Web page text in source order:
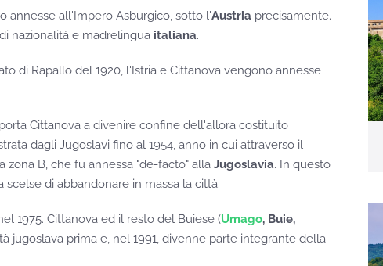
annesse all'Impero Asburgico, sotto l'Austria precisamente.
nazionalità e madrelingua italiana.
di Rapallo del 1920, l'Istria e Cittanova vengono annesse
Cittanova a divenire confine dell'allora costituito
dagli Jugoslavi fino al 1954, anno in cui attraverso il
B, che fu annessa "de-facto" alla Jugoslavia. In questo
di abbandonare in massa la città.
1975. Cittanova ed il resto del Buiese (Umago, Buie,
jugoslava prima e, nel 1991, divenne parte integrante della